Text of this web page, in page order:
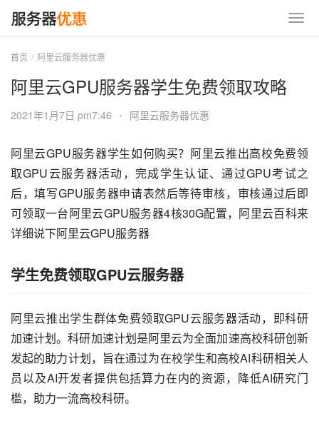
首页 阿里云服务器优惠
阿里云GPU服务器学生免费领取攻略
2021年1月7日 pm7:46 • 阿里云服务器优惠
阿里云GPU服务器学生如何购买？阿里云推出高校免费领
取GPU云服务器活动，完成学生认证、通过GPU考试之
后，填写GPU服务器申请表然后等待审核，审核通过后即
可领取一台阿里云GPU服务器4核30G配置，阿里云百科来
详细说下阿里云GPU服务器
学生免费领取GPU云服务器
阿里云推出学生群体免费领取GPU云服务器活动，即科研
加速计划。科研加速计划是阿里云为全面加速高校科研创新
发起的助力计划，旨在通过为在校学生和高校AI科研相关人
员以及AI开发者提供包括算力在内的资源，降低AI研究门
槛，助力一流高校科研。